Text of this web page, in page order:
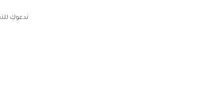
ندعوكِ